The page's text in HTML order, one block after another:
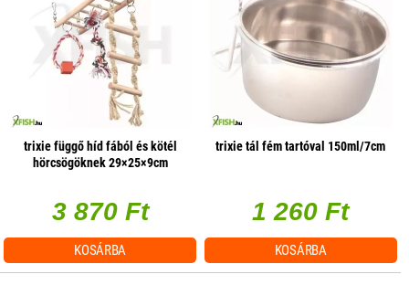
trixie függő híd fából és kötél
hörcsögöknek 29×25×9cm
3 870 Ft
KOSÁRBA
trixie tál fém tartóval 150ml/7cm
1 260 Ft
KOSÁRBA